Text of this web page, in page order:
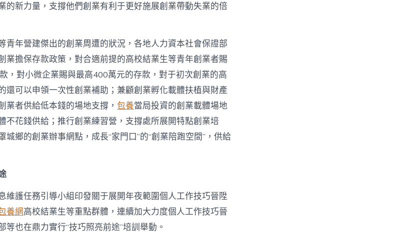
的新力量，支撐他們創業有利于更好施展創業帶動失業的倍
青年營建傑出的創業周遭的狀況，各地人力資本社會保證部
業擔保存款政策，對合適前提的高校結業生等青年創業者賜
，對小微企業賜與最高400萬元的存款，對于初次創業的高
還可以申領一次性創業補助；兼顧創業孵化載體扶植與財產
業者供給低本錢的場地支撐， 包養當局投資的創業載體場地
不花錢供給；推行創業練習營，支撐處所展開特點創業培
鄉的創業辦事網點，成長“家門口”的“創業陪跑空間”，供給
維護任務引導小組印發關于展開年夜範圍個人工作技巧晉陞
養網高校結業生等重點群體，連續加大力度個人工作技巧晉
也在鼎力實行“技巧照亮前途”培訓舉動。